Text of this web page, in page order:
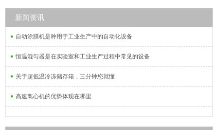
新闻资讯
自动涂膜机是种用于工业生产中的自动化设备
恒温混匀器是在实验室和工业生产过程中常见的设备
关于超低温冷冻储存箱，三分钟您就懂
高速离心机的优势体现在哪里